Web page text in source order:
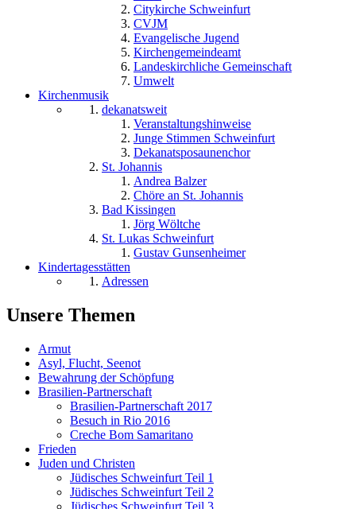
Citykirche Schweinfurt
CVJM
Evangelische Jugend
Kirchengemeindeamt
Landeskirchliche Gemeinschaft
Umwelt
Kirchenmusik
dekanatsweit
Veranstaltungshinweise
Junge Stimmen Schweinfurt
Dekanatsposaunenchor
St. Johannis
Andrea Balzer
Chöre an St. Johannis
Bad Kissingen
Jörg Wöltche
St. Lukas Schweinfurt
Gustav Gunsenheimer
Kindertagesstätten
Adressen
Unsere Themen
Armut
Asyl, Flucht, Seenot
Bewahrung der Schöpfung
Brasilien-Partnerschaft
Brasilien-Partnerschaft 2017
Besuch in Rio 2016
Creche Bom Samaritano
Frieden
Juden und Christen
Jüdisches Schweinfurt Teil 1
Jüdisches Schweinfurt Teil 2
Jüdisches Schweinfurt Teil 3